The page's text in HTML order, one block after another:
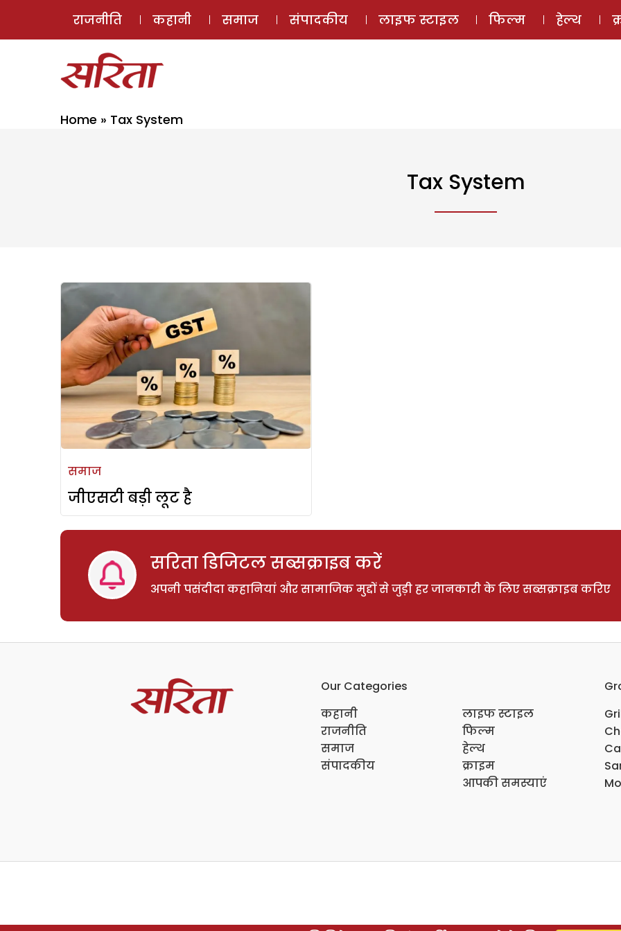
ई-मैगज़ीन
राजनीति कहानी समाज संपादकीय लाइफ स्टाइल फिल्म हेल्थ
Home » Tax System
Tax System
समाज
जीएसटी बड़ी लूट है
सरिता डिजिटल सब्सक्राइब करें
अपनी पसंदीदा कहानियां और सामाजिक मुद्दों से जुड़ी हर जानकारी के लिए सब्सक्राइब करिए
Our Categories
कहानी
राजनीति
समाज
संपादकीय
लाइफ स्टाइल
फिल्म
हेल्थ
क्राइम
आपकी समस्याएं